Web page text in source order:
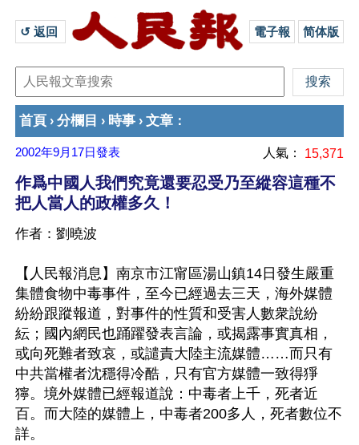
↺ 返回 電子報 简体版
首頁 › 分欄目 › 時事 › 文章 ：
2002年9月17日發表 人氣： 15,371
作爲中國人我們究竟還要忍受乃至縱容這種不
把人當人的政權多久！
作者：劉曉波
【人民報消息】南京市江甯區湯山鎮14日發生嚴重
集體食物中毒事件，至今已經過去三天，海外媒體
紛紛跟蹤報道，對事件的性質和受害人數衆說紛
紜；國內網民也踊躍發表言論，或揭露事實真相，
或向死難者致哀，或譴責大陸主流媒體……而只有
中共當權者沈穩得冷酷，只有官方媒體一致得猙
獰。境外媒體已經報道說：中毒者上千，死者近
百。而大陸的媒體上，中毒者200多人，死者數位不
詳。